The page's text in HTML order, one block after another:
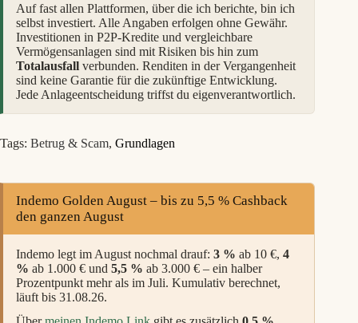
Auf fast allen Plattformen, über die ich berichte, bin ich
selbst investiert. Alle Angaben erfolgen ohne Gewähr.
Investitionen in P2P-Kredite und vergleichbare
Vermögensanlagen sind mit Risiken bis hin zum
Totalausfall verbunden. Renditen in der Vergangenheit
sind keine Garantie für die zukünftige Entwicklung.
Jede Anlageentscheidung triffst du eigenverantwortlich.
Tags: Betrug & Scam, Grundlagen
Indemo Golden August – bis zu 5,5 % Cashback
den ganzen August
Indemo legt im August nochmal drauf: 3 % ab 10 €, 4
% ab 1.000 € und 5,5 % ab 3.000 € – ein halber
Prozentpunkt mehr als im Juli. Kumulativ berechnet,
läuft bis 31.08.26.